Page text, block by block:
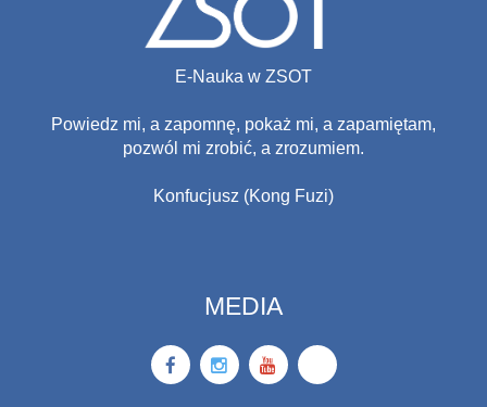
E-Nauka w ZSOT
Powiedz mi, a zapomnę, pokaż mi, a zapamiętam,
pozwól mi zrobić, a zrozumiem.
Konfucjusz (Kong Fuzi)
MEDIA